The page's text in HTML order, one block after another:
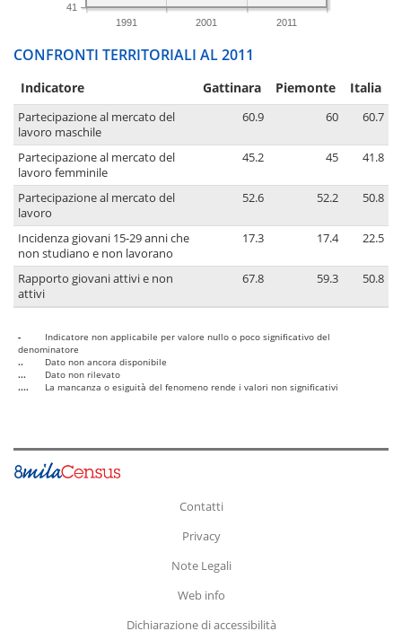
1991 2001 2011
41
CONFRONTI TERRITORIALI AL 2011
Indicatore Gattinara Piemonte Italia
Partecipazione al mercato del
lavoro maschile
60.9 60 60.7
Partecipazione al mercato del
lavoro femminile
45.2 45 41.8
Partecipazione al mercato del
lavoro
52.6 52.2 50.8
Incidenza giovani 15-29 anni che
non studiano e non lavorano
17.3 17.4 22.5
Rapporto giovani attivi e non
attivi
67.8 59.3 50.8
-
Indicatore non applicabile per valore nullo o poco significativo del
denominatore
..
Dato non ancora disponibile
...
Dato non rilevato
....
La mancanza o esiguità del fenomeno rende i valori non significativi
Contatti
Privacy
Note Legali
Web info
Dichiarazione di accessibilità